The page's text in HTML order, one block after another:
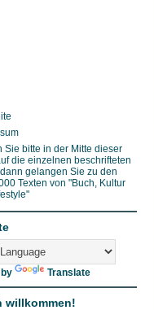
Sie bitte in der Mitte dieser
die einzelnen beschrifteten
gelangen Sie zu den
Texten von "Buch, Kultur
Translate
willkommen!